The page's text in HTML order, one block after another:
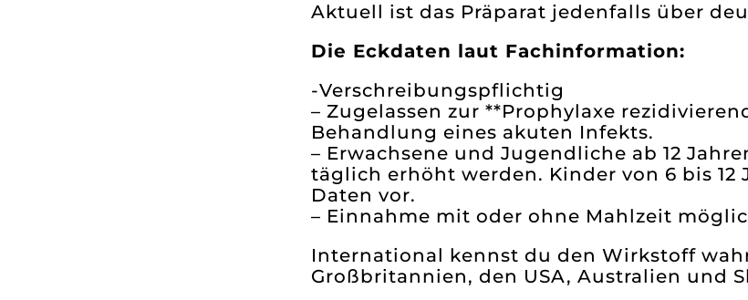
Aktuell ist das Präparat jedenfalls über
Die Eckdaten laut Fachinformation:
-Verschreibungspflichtig
– Zugelassen zur **Prophylaxe
Behandlung eines akuten Infekts.
– Erwachsene und Jugendliche ab 12
täglich erhöht werden. Kinder von 6 bis
Daten vor.
– Einnahme mit oder ohne Mahlzeit
International kennst du den Wirkstoff
Großbritannien, den USA, Australien und